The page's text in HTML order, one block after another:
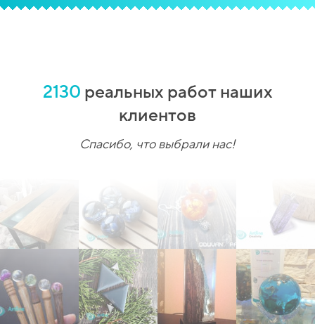
2130 реальных работ наших
клиентов
Спасибо, что выбрали нас!